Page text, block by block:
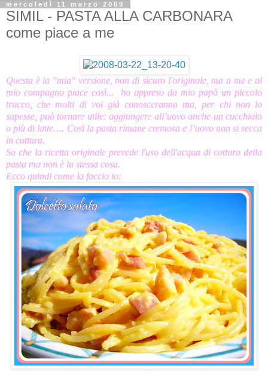
mercoledì 11 marzo 2009
SIMIL - PASTA ALLA CARBONARA
come piace a me
Questa è la "mia" versione, non di sicuro l'originale, ma a me e al
mio compagno piace così... ho appreso da mio papà un piccolo
trucco, che molti di voi già conosceranno ma, per chi non lo
sapesse, può tornare utile: aggiungere all’uovo anche un cucchiaio
o più di latte…. Così la pasta rimane cremosa e l’uovo non si secca
in cottura.
So che la ricetta originale prevede l'uso dell'acqua di cottura della
pasta ma non è la stessa cosa.
Ecco quindi come la faccio io: